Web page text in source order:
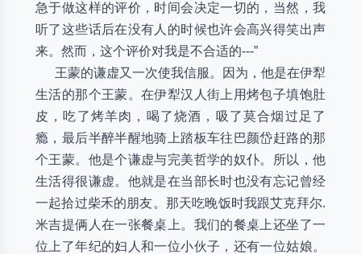
急于做这样的评价，时间会决定一切的，当然，我
听了这些话后在没有人的时候也许会高兴得笑出声
来。然而，这个评价对我是不合适的---”
王蒙的谦虚又一次使我信服。因为，他是在伊犁
生活的那个王蒙。在伊犁汉人街上用烤包子填饱肚
皮，吃了烤羊肉，喝了烧酒，吸了莫合烟过足了
瘾，最后半醉半醒地骑上踏板车往巴颜岱赶路的那
个王蒙。他是个谦虚与完美哲学的奴仆。所以，他
生活得很谦虚。他就是在当部长时也没有忘记曾经
一起拾过柴禾的朋友。那天吃晚饭时我跟艾克拜尔.
米吉提俩人在一张餐桌上。我们的餐桌上还坐了一
位上了年纪的妇人和一位小伙子，还有一位姑娘。